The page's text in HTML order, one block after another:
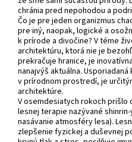
chránia pred nepohodou a
Čo je pre jeden organizmus
pre iný, naopak, logické a
k prírode a divočine? V téme
architektúru, ktorá nie je
prekračuje hranice, je
nanajvýš aktuálna.
v prírodnom prostredí, je
architektúre.
V osemdesiatych rokoch prišlo
lesnej terapie nazývané
nasávanie atmosféry lesa).
zlepšenie fyzickej a duševnej